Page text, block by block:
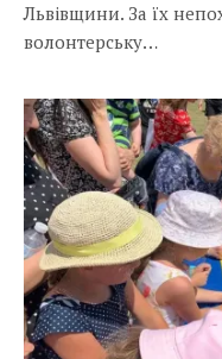
Львівщини. За їх
волонтерську…